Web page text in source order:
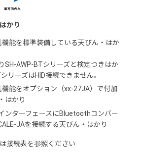
かり
能を標準装備している天びん・はか
SH-AWP-BTシリーズと検定つきはか
リーズはHID接続できません。
能をオプション（xx-27JA）で付加
はかり
ンターフェースにBluetoothコンバー
JAを接続する天びん・はかり
接続表を参照ください